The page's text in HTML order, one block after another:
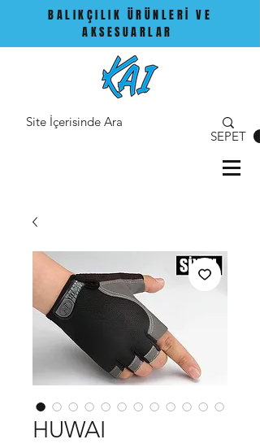
BALIKÇILIK ÜRÜNLERİ VE
AKSESUARLAR
SEPET
HUWAI